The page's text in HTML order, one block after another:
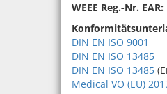
WEEE Reg.-Nr. EAR:
DIN EN ISO 9001
DIN EN ISO 13485
DIN EN ISO 13485
Medical VO (EU)